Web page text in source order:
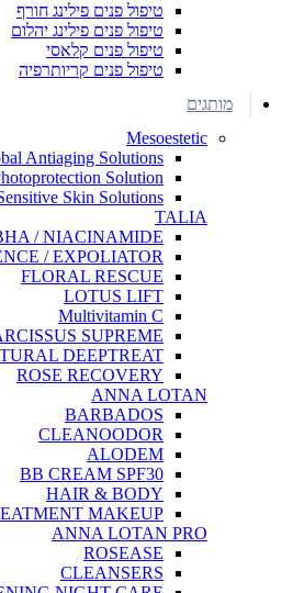
טיפול פנים פילינג חורף
טיפול פנים פילינג יהלום
טיפול פנים קלאסי
טיפול פנים קריותרפיה
מותגים
Mesoestetic
Antiaging Solutions
Solution
Skin Solutions
TALIA
/ NIACINAMIDE
/ EXPOLIATOR
FLORAL RESCUE
LOTUS LIFT
Multivitamin C
SUPREME
DEEPTREAT
ROSE RECOVERY
ANNA LOTAN
BARBADOS
CLEANOODOR
ALODEM
BB CREAM SPF30
HAIR & BODY
MAKEUP
ANNA LOTAN PRO
ROSEASE
CLEANSERS